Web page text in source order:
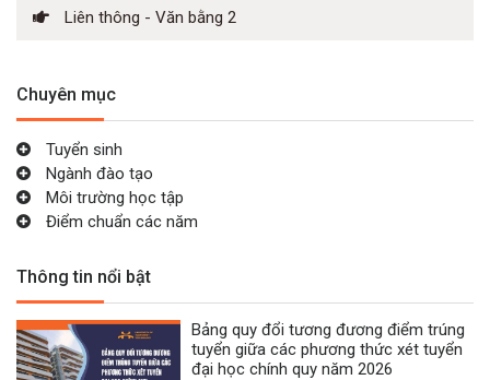
Liên thông - Văn bằng 2
Chuyên mục
Tuyển sinh
Ngành đào tạo
Môi trường học tập
Điểm chuẩn các năm
Thông tin nổi bật
Bảng quy đổi tương đương điểm trúng
tuyển giữa các phương thức xét tuyển
đại học chính quy năm 2026